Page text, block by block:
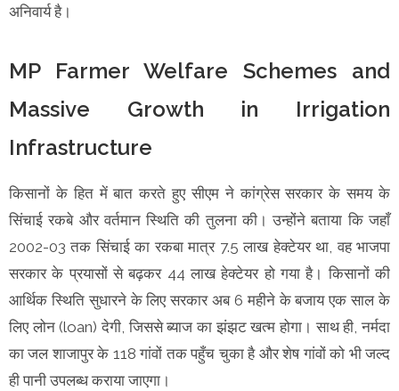
अनिवार्य है।
MP Farmer Welfare Schemes and
Massive Growth in Irrigation
Infrastructure
किसानों के हित में बात करते हुए सीएम ने कांग्रेस सरकार के समय के
सिंचाई रकबे और वर्तमान स्थिति की तुलना की। उन्होंने बताया कि जहाँ
2002-03 तक सिंचाई का रकबा मात्र 7.5 लाख हेक्टेयर था, वह भाजपा
सरकार के प्रयासों से बढ़कर 44 लाख हेक्टेयर हो गया है। किसानों की
आर्थिक स्थिति सुधारने के लिए सरकार अब 6 महीने के बजाय एक साल के
लिए लोन (loan) देगी, जिससे ब्याज का झंझट खत्म होगा। साथ ही, नर्मदा
का जल शाजापुर के 118 गांवों तक पहुँच चुका है और शेष गांवों को भी जल्द
ही पानी उपलब्ध कराया जाएगा।